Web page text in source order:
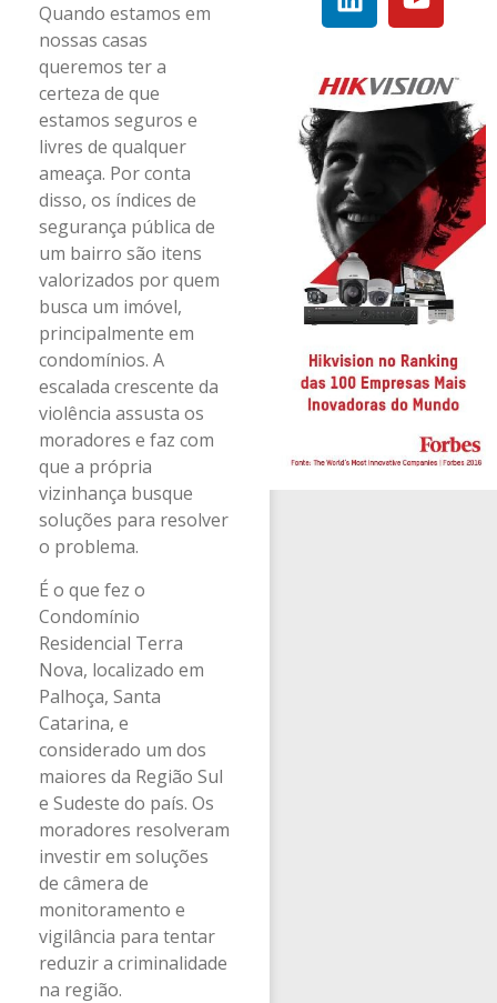
Quando estamos em
nossas casas
queremos ter a
certeza de que
estamos seguros e
livres de qualquer
ameaça. Por conta
disso, os índices de
segurança pública de
um bairro são itens
valorizados por quem
busca um imóvel,
principalmente em
condomínios. A
escalada crescente da
violência assusta os
moradores e faz com
que a própria
vizinhança busque
soluções para resolver
o problema.
É o que fez o
Condomínio
Residencial Terra
Nova, localizado em
Palhoça, Santa
Catarina, e
considerado um dos
maiores da Região Sul
e Sudeste do país. Os
moradores resolveram
investir em soluções
de câmera de
monitoramento e
vigilância para tentar
reduzir a criminalidade
na região.